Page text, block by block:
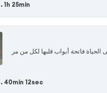
.1h 25min
فاتحة أبواب قلبها لكل من مر
40min 12sec